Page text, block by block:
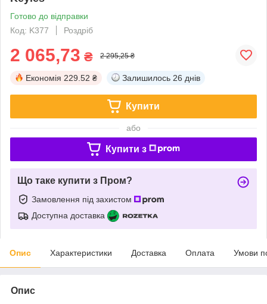
Готово до відправки
Код: K377
Роздріб
2 065,73 ₴ 2 295,25 ₴
Економія 229.52 ₴ Залишилось 26 днів
Купити
або
Купити з
Що таке купити з Пром?
Замовлення під захистом
Доступна доставка
Опис Характеристики Доставка Оплата Умови
Опис